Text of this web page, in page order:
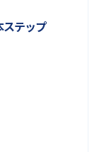
ステップ